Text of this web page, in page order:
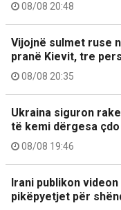
08/08 20:48
Vijojnë sulmet ruse
pranë Kievit, tre
08/08 20:35
Ukraina siguron
të kemi dërgesa çdo
08/08 19:46
Irani publikon
pikëpyetjet për